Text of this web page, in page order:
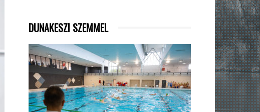
DUNAKESZI SZEMMEL